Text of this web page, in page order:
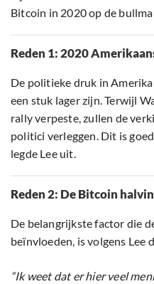
Bitcoin in 2020 op de
Reden 1: 2020
De politieke druk in
een stuk lager zijn. Terwijl
rally verpeste, zullen de
politici verleggen. Dit is
legde Lee uit.
Reden 2: De Bitcoin
De belangrijkste factor die
beïnvloeden, is volgens Lee
“Ik weet dat er hier veel